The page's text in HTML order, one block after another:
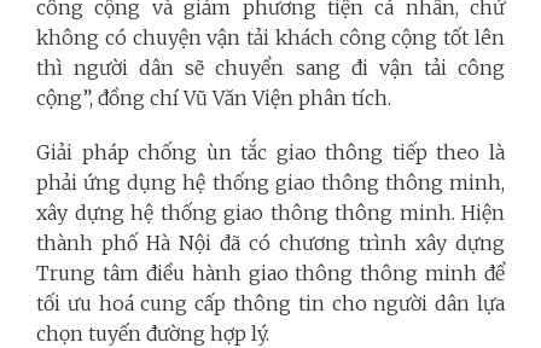
công cộng và giảm phương tiện cá nhân, chứ
không có chuyện vận tải khách công cộng tốt lên
thì người dân sẽ chuyển sang đi vận tải công
cộng”, đồng chí Vũ Văn Viện phân tích.
Giải pháp chống ùn tắc giao thông tiếp theo là
phải ứng dụng hệ thống giao thông thông minh,
xây dựng hệ thống giao thông thông minh. Hiện
thành phố Hà Nội đã có chương trình xây dựng
Trung tâm điều hành giao thông thông minh để
tối ưu hoá cung cấp thông tin cho người dân lựa
chọn tuyến đường hợp lý.